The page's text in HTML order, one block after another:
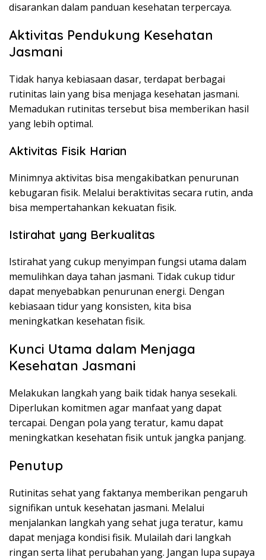
disarankan dalam panduan kesehatan terpercaya.
Aktivitas Pendukung Kesehatan
Jasmani
Tidak hanya kebiasaan dasar, terdapat berbagai
rutinitas lain yang bisa menjaga kesehatan jasmani.
Memadukan rutinitas tersebut bisa memberikan hasil
yang lebih optimal.
Aktivitas Fisik Harian
Minimnya aktivitas bisa mengakibatkan penurunan
kebugaran fisik. Melalui beraktivitas secara rutin, anda
bisa mempertahankan kekuatan fisik.
Istirahat yang Berkualitas
Istirahat yang cukup menyimpan fungsi utama dalam
memulihkan daya tahan jasmani. Tidak cukup tidur
dapat menyebabkan penurunan energi. Dengan
kebiasaan tidur yang konsisten, kita bisa
meningkatkan kesehatan fisik.
Kunci Utama dalam Menjaga
Kesehatan Jasmani
Melakukan langkah yang baik tidak hanya sesekali.
Diperlukan komitmen agar manfaat yang dapat
tercapai. Dengan pola yang teratur, kamu dapat
meningkatkan kesehatan fisik untuk jangka panjang.
Penutup
Rutinitas sehat yang faktanya memberikan pengaruh
signifikan untuk kesehatan jasmani. Melalui
menjalankan langkah yang sehat juga teratur, kamu
dapat menjaga kondisi fisik. Mulailah dari langkah
ringan serta lihat perubahan yang. Jangan lupa supaya